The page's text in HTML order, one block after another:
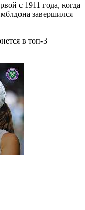
с 1911 года, когда
завершился
в топ-3